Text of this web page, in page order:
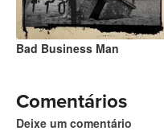
Bad Business Man
Comentários
Deixe um comentário